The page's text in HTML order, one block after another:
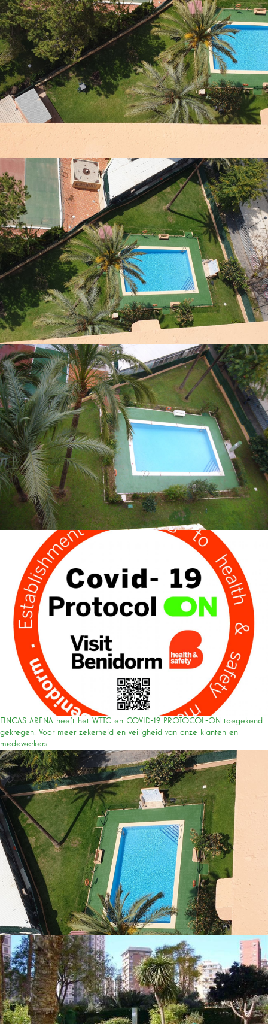
FINCAS ARENA heeft het WTTC en COVID-19 PROTOCOL-ON toegekend
gekregen. Voor meer zekerheid en veiligheid van onze klanten en
medewerkers